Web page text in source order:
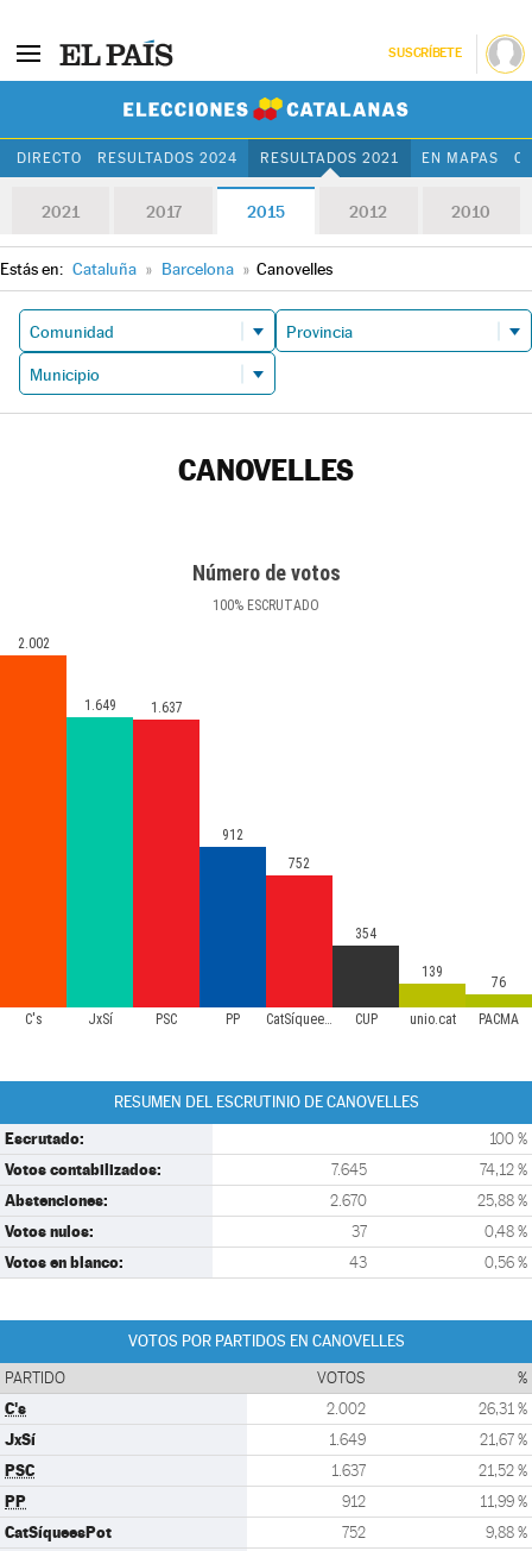
SUSCRÍBETE
DIRECTO RESULTADOS 2024 RESULTADOS 2021 EN MAPAS
2021 2017 2015 2012 2010
Estás en: Cataluña » Barcelona » Canovelles
CANOVELLES
Número de votos
100% ESCRUTADO
C's JxSí PSC PP CatSíqueesPot CUP unio.cat PACMA
2.002
1.649 1.637
912
752
354
139
76
RESUMEN DEL ESCRUTINIO DE CANOVELLES
Escrutado: 100 %
Votos contabilizados: 7.645 74,12 %
Abstenciones: 2.670 25,88 %
Votos nulos: 37 0,48 %
Votos en blanco: 43 0,56 %
VOTOS POR PARTIDOS EN CANOVELLES
PARTIDO VOTOS %
C's 2.002 26,31 %
JxSí 1.649 21,67 %
PSC 1.637 21,52 %
PP 912 11,99 %
CatSíqueesPot 752 9,88 %